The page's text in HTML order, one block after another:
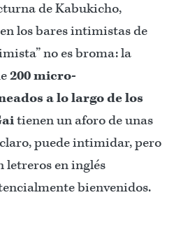
de Kabukicho,
los bares intimistas de
no es broma: la
200 micro-
a lo largo de los
tienen un aforo de unas
puede intimidar, pero
letreros en inglés
bienvenidos.